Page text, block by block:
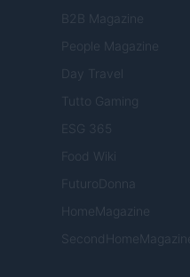
B2B Magazine
People Magazine
Day Travel
Tutto Gaming
ESG 365
Food Wiki
FuturoDonna
HomeMagazine
SecondHomeMagazine